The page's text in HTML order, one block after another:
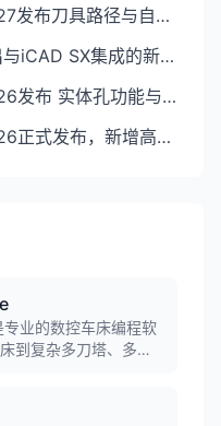
Mastercam 2027发布刀具路径与自动化功能升级
Mastercam推出与iCAD SX集成的新产品实现穴加工自动化
Mastercam 2026发布 实体孔功能与车铣复合全面升级
Mastercam 2026正式发布，新增高速精加工路径和螺纹铣削功能
业的数控车床编程软
到复杂多刀塔、多主
技术,可大幅提升加工